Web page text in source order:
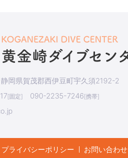
岡県賀茂郡西伊豆町宇久須2192-2
[固定] 090-2235-7246[携帯]
プライバシーポリシー お問い合わせ